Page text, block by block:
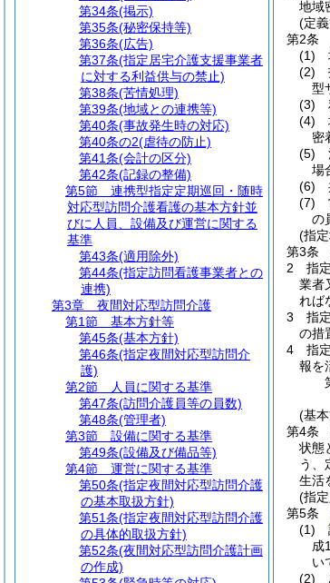
地域
(定
第2条
(1)
(2)
型
(3)
(4)
密
(5)
場
(6)
(7)
の
(指
第3条
2
指
業者
れば
3
指
の措
4
指
報を
(基
第4条
状態
う、
生活
(指
第5条
(1)
成
い
(2)
第34条(掲示)
第35条(秘密保持等)
第36条(広告)
第37条(指定居宅介護支援事業者
に対する利益供与の禁止)
第38条(苦情処理)
第39条(地域との連携等)
第40条(事故発生時の対応)
第40条の2(虐待の防止)
第41条(会計の区分)
第42条(記録の整備)
第5節
連携型指定定期巡回・随時
対応型訪問介護看護の基本方針並
びに人員、設備及び運営に関する
基準
第43条(適用除外)
第44条(指定訪問看護事業者との
連携)
第3章
夜間対応型訪問介護
第1節
基本方針等
第45条(基本方針)
第46条(指定夜間対応型訪問介
護)
第2節
人員に関する基準
第47条(訪問介護員等の員数)
第48条(管理者)
第3節
設備に関する基準
第49条(設備及び備品等)
第4節
運営に関する基準
第50条(指定夜間対応型訪問介護
の基本取扱方針)
第51条(指定夜間対応型訪問介護
の具体的取扱方針)
第52条(夜間対応型訪問介護計画
の作成)